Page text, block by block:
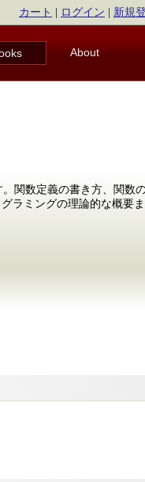
カート ログイン 新規
About
関数定義の書き方、関数
ラミングの理論的な概要